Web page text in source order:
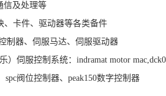
信及处理等
、卡件、驱动器等各类备件
制器、伺服马达、伺服驱动器
）伺服控制系统：indramat motor
spc阀位控制器、peak150数字控制器